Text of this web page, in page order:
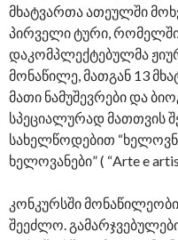
მხატვართა ათეულში
პირველი ტური,
დაკომპლექტებულმა
მონაწილე, მათგან 13
მათი ნამუშევრები და
სპეციალურად მათთვის
სახელწოდებით
ხელოვანები” ( “Arte e
კონკურსში
შეეძლო. გამარჯვებულები